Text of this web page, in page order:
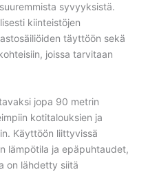
syvyyksistä.
kiinteistöjen
täyttöön sekä
joissa tarvitaan
jopa 90 metrin
kotitalouksien ja
Käyttöön liittyvissä
lämpötila ja epäpuhtaudet,
on lähdetty siitä